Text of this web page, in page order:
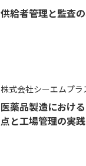
供給者管理と監査
株式会社シーエムプラ
医薬品製造におけ
点と工場管理の実践